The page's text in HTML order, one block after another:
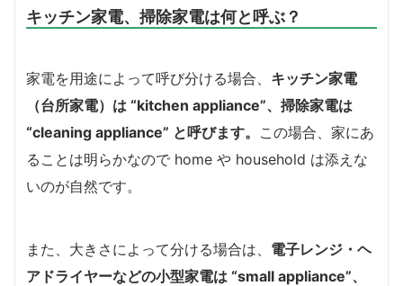
キッチン家電、掃除家電は何と呼ぶ？
家電を用途によって呼び分ける場合、 キッチン家電
（台所家電）は “kitchen appliance”、掃除家電は
“cleaning appliance” と呼びます。 この場合、家にあ
ることは明らかなので home や household は添えな
いのが自然です。
また、大きさによって分ける場合は、 電子レンジ・ヘ
アドライヤーなどの小型家電は “small appliance”、